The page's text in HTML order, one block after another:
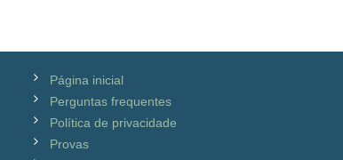
Página inicial
Perguntas frequentes
Política de privacidade
Provas